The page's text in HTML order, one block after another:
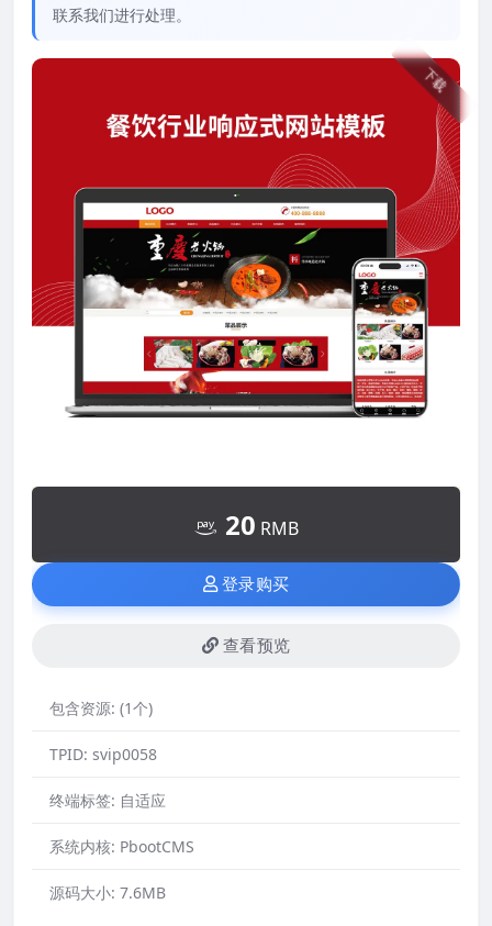
联系我们进行处理。
下载
20 RMB
登录购买
查看预览
包含资源: (1个)
TPID: svip0058
终端标签: 自适应
系统内核: PbootCMS
源码大小: 7.6MB